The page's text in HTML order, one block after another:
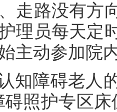
走路没有方
理员每天定
主动参加院
知障碍老人
碍照护专区